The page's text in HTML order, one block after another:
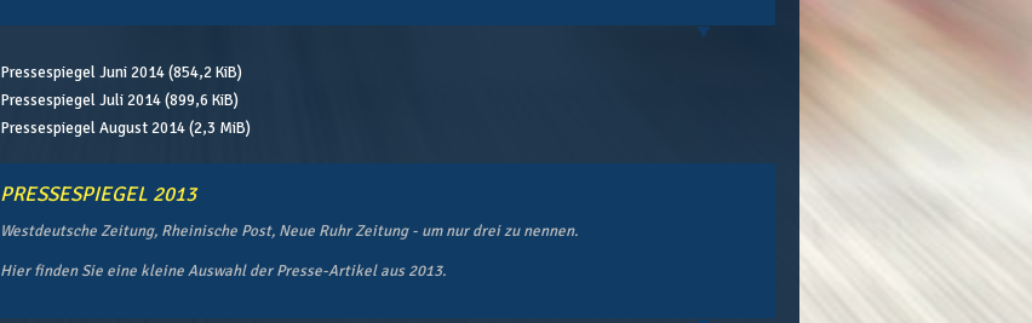
Pressespiegel Juni 2014(854,2 KiB)
Pressespiegel Juli 2014(899,6 KiB)
Pressespiegel August 2014(2,3 MiB)
PRESSESPIEGEL 2013
Westdeutsche Zeitung, Rheinische Post, Neue Ruhr Zeitung - um nur drei zu nennen.
Hier finden Sie eine kleine Auswahl der Presse-Artikel aus 2013.